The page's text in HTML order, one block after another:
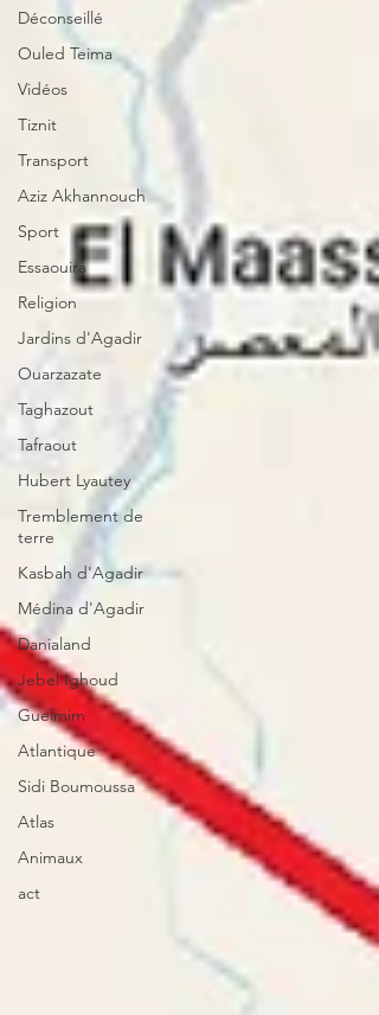
Déconseillé
Ouled Teima
Vidéos
Tiznit
Transport
Aziz Akhannouch
Sport
Essaouira
Religion
Jardins d'Agadir
Ouarzazate
Taghazout
Tafraout
Hubert Lyautey
Tremblement de
terre
Kasbah d'Agadir
Médina d'Agadir
Danialand
Jebel Ighoud
Guelmim
Atlantique
Sidi Boumoussa
Atlas
Animaux
act